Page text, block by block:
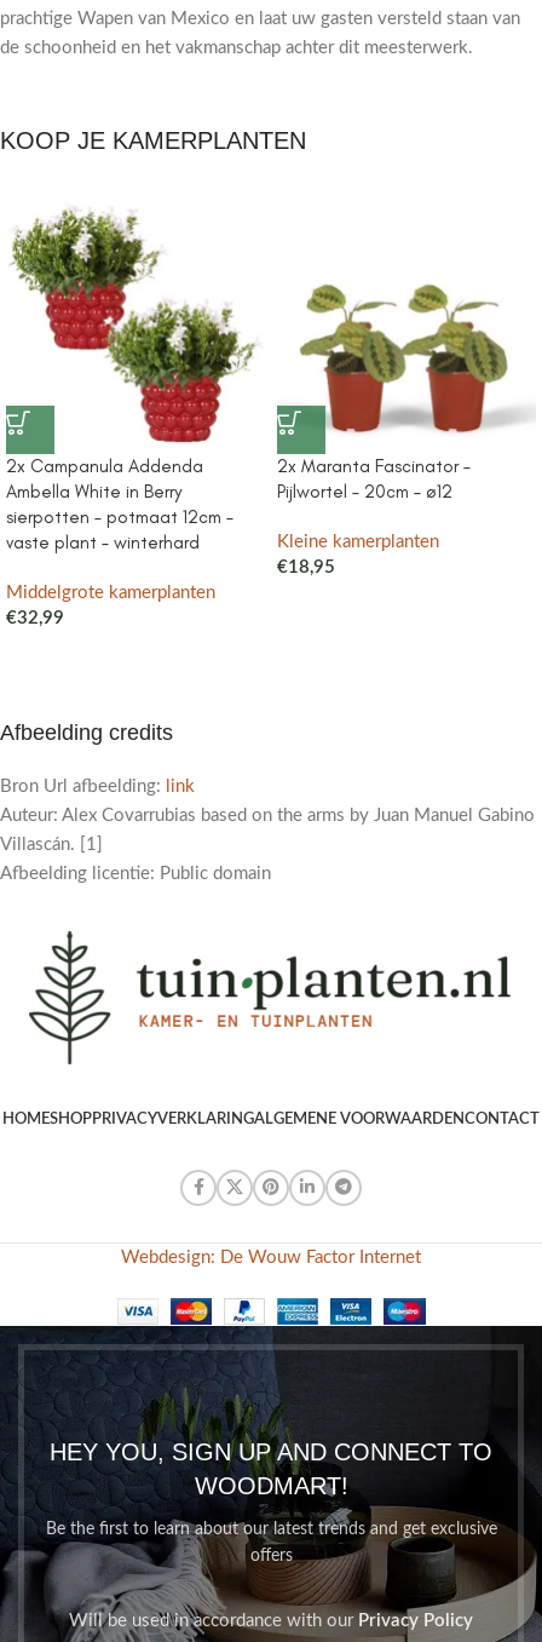
prachtige Wapen van Mexico en laat uw gasten versteld staan van
de schoonheid en het vakmanschap achter dit meesterwerk.
KOOP JE KAMERPLANTEN
2x Campanula Addenda
Ambella White in Berry
sierpotten – potmaat 12cm –
vaste plant – winterhard
Middelgrote kamerplanten
€32,99
2x Maranta Fascinator –
Pijlwortel – 20cm – ø12
Kleine kamerplanten
€18,95
Afbeelding credits
Bron Url afbeelding:
link
Auteur: Alex Covarrubias based on the arms by Juan Manuel Gabino
Villascán. [1]
Afbeelding licentie: Public domain
HOMESHOPPRIVACYVERKLARINGALGEMENE VOORWAARDENCONTACT
Webdesign: De Wouw Factor Internet
HEY YOU, SIGN UP AND CONNECT TO
WOODMART!
Be the first to learn about our latest trends and get exclusive
offers
Will be used in accordance with our Privacy Policy